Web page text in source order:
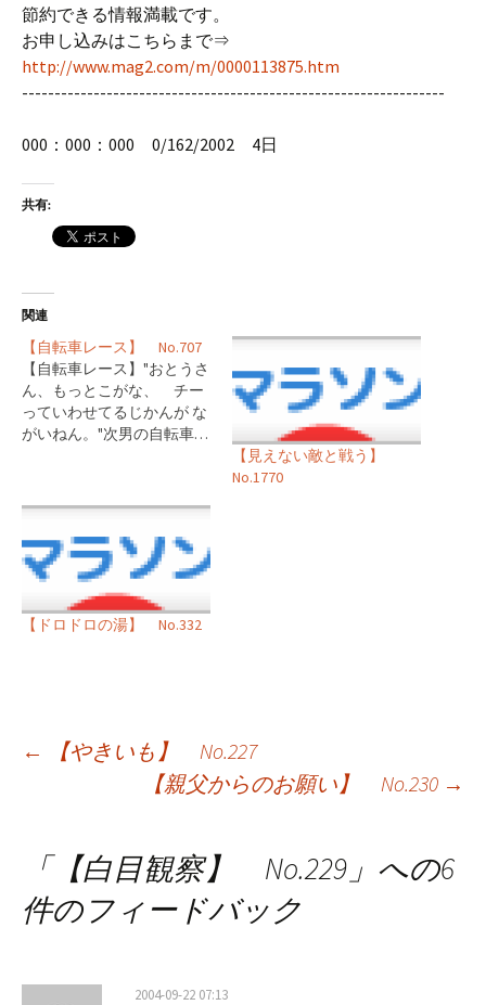
節約できる情報満載です。
お申し込みはこちらまで⇒
http://www.mag2.com/m/0000113875.htm
-----------------------------------------------------------------
000：000：000 0/162/2002 4日
共有:
関連
【自転車レース】 No.707
【自転車レース】"おとうさ
ん、もっとこがな、 チー
っていわせてるじかんが な
がいねん。"次男の自転車…
【見えない敵と戦う】
No.1770
【ドロドロの湯】 No.332
投
ゲ
←
【やきいも】 No.227
【親父からのお願い】 No.230 →
「【白目観察】 No.229 」への6
件のフィードバック
2004-09-22 07:13